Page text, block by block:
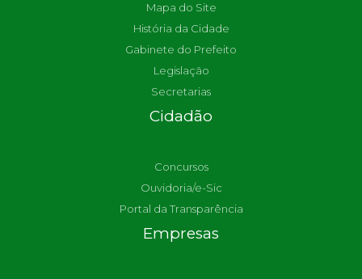
Mapa do Site
História da Cidade
Gabinete do Prefeito
Legislação
Secretarias
Cidadão
Concursos
Ouvidoria/e-Sic
Portal da Transparência
Empresas